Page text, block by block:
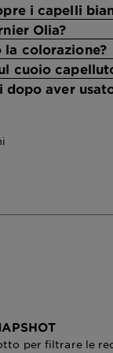
i capelli
Olia?
la colorazione?
cuoio
aver
per filtrare le